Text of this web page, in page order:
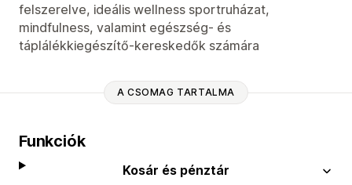
felszerelve, ideális wellness sportruházat,
mindfulness, valamint egészség- és
táplálékkiegészítő-kereskedők számára
A CSOMAG TARTALMA
Funkciók
Kosár és pénztár